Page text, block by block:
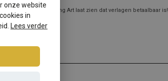
Leon 1P nodig? Tuning Art laat zien dat verlagen betaalbaar is!
onze website
in
Lees verder